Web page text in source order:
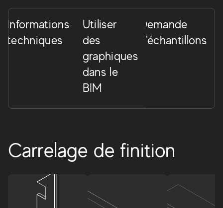
Informations
techniques
Utiliser
des
graphiques
dans le
BIM
Demande
d'échantillons
Carrelage de finition